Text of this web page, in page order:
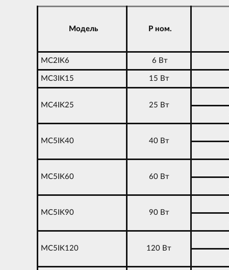
Модель P ном.
MC2IK6 6 Вт
MC3IK15 15 Вт
MC4IK25 25 Вт
MC5IK40 40 Вт
MC5IK60 60 Вт
MC5IK90 90 Вт
MC5IK120 120 Вт